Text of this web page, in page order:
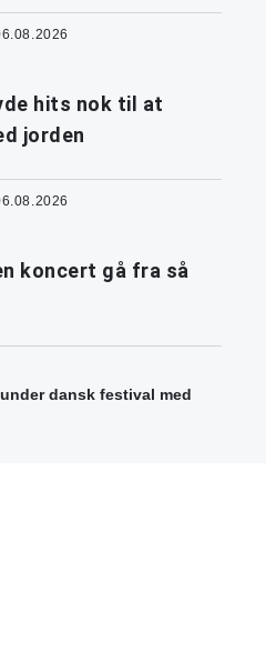
hits nok til at
jorden
koncert gå fra så
dansk festival med